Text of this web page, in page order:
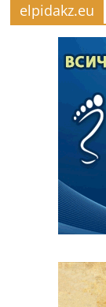
elpidakz.eu